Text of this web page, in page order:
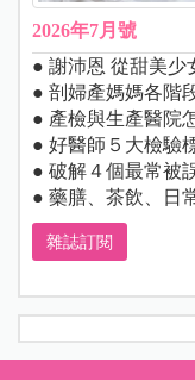
2026年7月號
● 謝沛恩 從甜美少
● 剖婦產媽媽各階
● 產檢與生產醫院
● 好醫師５大檢驗
● 破解４個最常被
● 藥膳、茶飲、日
雜誌訂閱